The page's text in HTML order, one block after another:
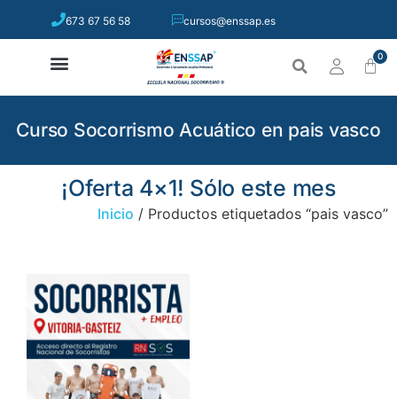
673 67 56 58 cursos@enssap.es
0
Curso Socorrismo Acuático en pais vasco
¡Oferta 4×1! Sólo este mes
Inicio / Productos etiquetados “pais vasco”